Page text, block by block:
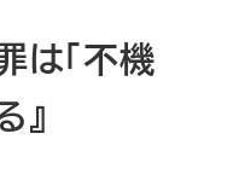
は「不機
』